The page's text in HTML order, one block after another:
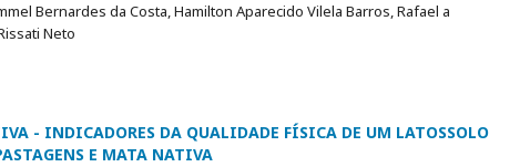
Bernardes da Costa, Hamilton Aparecido Vilela Barros, Rafael a
Neto
- INDICADORES DA QUALIDADE FÍSICA DE UM LATOSSOLO
E MATA NATIVA